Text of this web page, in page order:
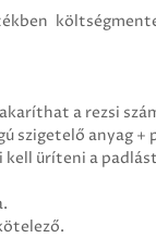
a rezsi
szigetelő anyag
kell üríteni a